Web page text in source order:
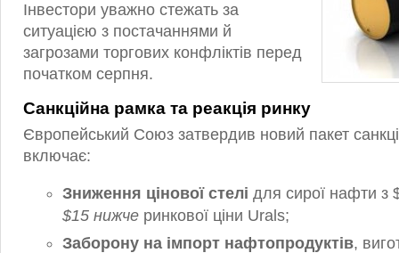
Інвестори уважно стежать за
ситуацією з постачаннями й
загрозами торгових конфліктів перед
початком серпня.
Санкційна рамка та реакція ринку
Європейський Союз затвердив новий пакет
включає:
Зниження цінової стелі для сирої нафти з
$15 нижче ринкової ціни Urals;
Заборону на імпорт нафтопродуктів,